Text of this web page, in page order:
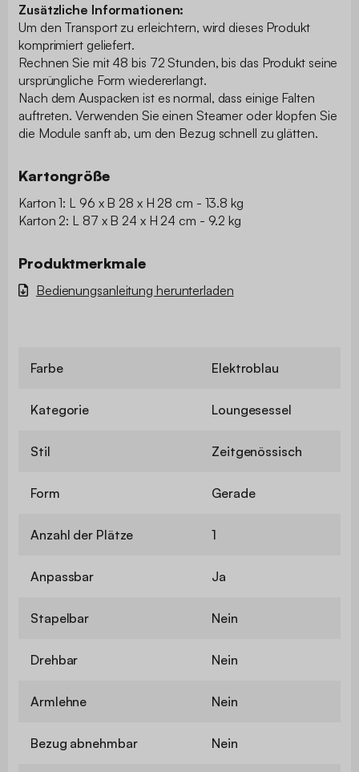
Zusätzliche Informationen:
Um den Transport zu erleichtern, wird dieses Produkt
komprimiert geliefert.
Rechnen Sie mit 48 bis 72 Stunden, bis das Produkt seine
ursprüngliche Form wiedererlangt.
Nach dem Auspacken ist es normal, dass einige Falten
auftreten. Verwenden Sie einen Steamer oder klopfen Sie
die Module sanft ab, um den Bezug schnell zu glätten.
Kartongröße
Karton 1: L 96 x B 28 x H 28 cm - 13.8 kg
Karton 2: L 87 x B 24 x H 24 cm - 9.2 kg
Produktmerkmale
Bedienungsanleitung herunterladen
Farbe Elektroblau
Kategorie Loungesessel
Stil Zeitgenössisch
Form Gerade
Anzahl der Plätze 1
Anpassbar Ja
Stapelbar Nein
Drehbar Nein
Armlehne Nein
Bezug abnehmbar Nein